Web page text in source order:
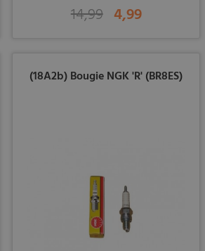
14,99 4,99
(18A2b) Bougie NGK 'R' (BR8ES)